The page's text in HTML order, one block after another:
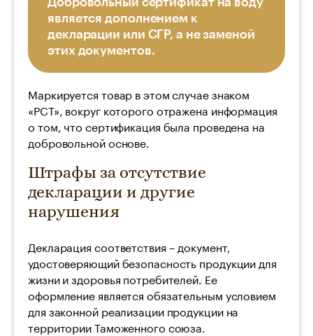
является дополнением к
декларации или СГР, а не заменой
этих документов.
Маркируется товар в этом случае знаком
«РСТ», вокруг которого отражена информация
о том, что сертификация была проведена на
добровольной основе.
Штрафы за отсутствие
декларации и другие
нарушения
Декларация соответствия – документ,
удостоверяющий безопасность продукции для
жизни и здоровья потребителей. Ее
оформление является обязательным условием
для законной реализации продукции на
территории Таможенного союза.